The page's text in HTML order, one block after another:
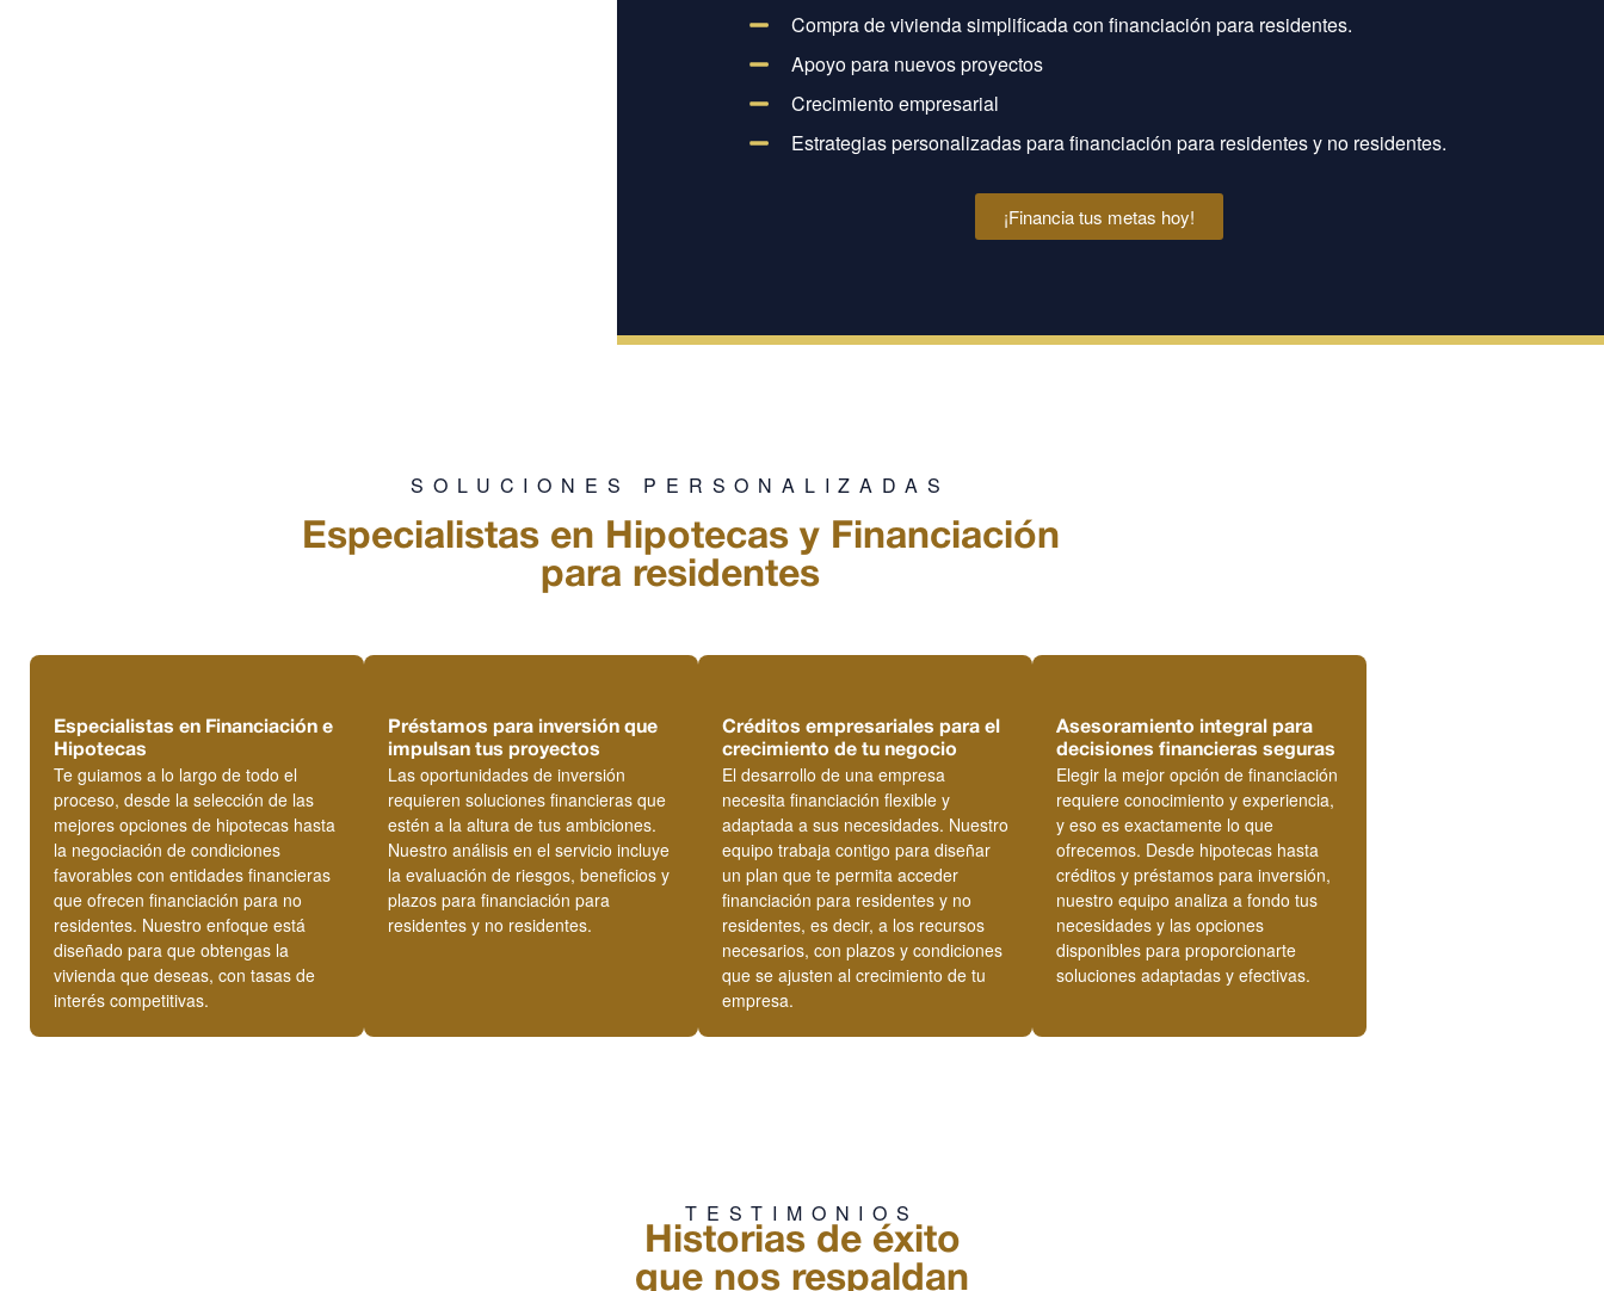
Compra de vivienda simplificada con financiación para residentes.
Apoyo para nuevos proyectos
Crecimiento empresarial
Estrategias personalizadas para financiación para residentes y no residentes.
¡Financia tus metas hoy!
SOLUCIONES PERSONALIZADAS
Especialistas en Hipotecas y Financiación
para residentes
Especialistas en Financiación e
Hipotecas
Te guiamos a lo largo de todo el
proceso, desde la selección de las
mejores opciones de hipotecas hasta
la negociación de condiciones
favorables con entidades financieras
que ofrecen financiación para no
residentes. Nuestro enfoque está
diseñado para que obtengas la
vivienda que deseas, con tasas de
interés competitivas.
Préstamos para inversión que
impulsan tus proyectos
Las oportunidades de inversión
requieren soluciones financieras que
estén a la altura de tus ambiciones.
Nuestro análisis en el servicio incluye
la evaluación de riesgos, beneficios y
plazos para financiación para
residentes y no residentes.
Créditos empresariales para el
crecimiento de tu negocio
El desarrollo de una empresa
necesita financiación flexible y
adaptada a sus necesidades. Nuestro
equipo trabaja contigo para diseñar
un plan que te permita acceder
financiación para residentes y no
residentes, es decir, a los recursos
necesarios, con plazos y condiciones
que se ajusten al crecimiento de tu
empresa.
Asesoramiento integral para
decisiones financieras seguras
Elegir la mejor opción de financiación
requiere conocimiento y experiencia,
y eso es exactamente lo que
ofrecemos. Desde hipotecas hasta
créditos y préstamos para inversión,
nuestro equipo analiza a fondo tus
necesidades y las opciones
disponibles para proporcionarte
soluciones adaptadas y efectivas.
TESTIMONIOS
Historias de éxito
que nos respaldan